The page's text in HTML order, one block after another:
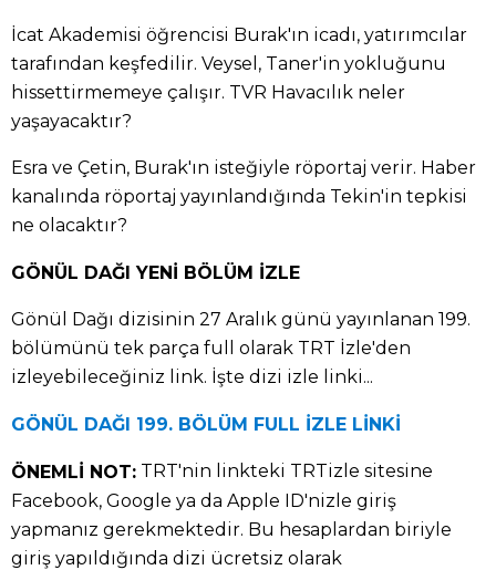
İcat Akademisi öğrencisi Burak'ın icadı, yatırımcılar
tarafından keşfedilir. Veysel, Taner'in yokluğunu
hissettirmemeye çalışır. TVR Havacılık neler
yaşayacaktır?
Esra ve Çetin, Burak'ın isteğiyle röportaj verir. Haber
kanalında röportaj yayınlandığında Tekin'in tepkisi
ne olacaktır?
GÖNÜL DAĞI YENİ BÖLÜM İZLE
Gönül Dağı dizisinin 27 Aralık günü yayınlanan 199.
bölümünü tek parça full olarak TRT İzle'den
izleyebileceğiniz link. İşte dizi izle linki...
GÖNÜL DAĞI 199. BÖLÜM FULL İZLE LİNKİ
ÖNEMLİ NOT: TRT'nin linkteki TRTizle sitesine
Facebook, Google ya da Apple ID'nizle giriş
yapmanız gerekmektedir. Bu hesaplardan biriyle
giriş yapıldığında dizi ücretsiz olarak